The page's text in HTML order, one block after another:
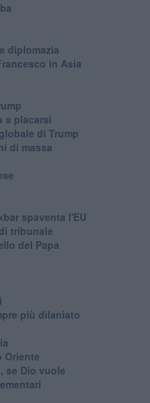
diplomazia
in Asia
a placarsi
di Trump
di massa
spaventa l'EU
tribunale
del Papa
più dilaniato
Oriente
se Dio vuole